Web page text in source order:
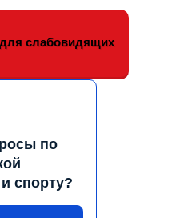
слабовидящих
по
спорту?